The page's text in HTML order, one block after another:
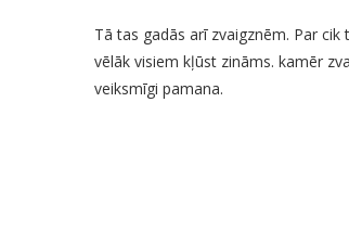
Tā tas gadās arī zvaigznēm. Par
vēlāk visiem kļūst zināms. kamēr
veiksmīgi pamana.